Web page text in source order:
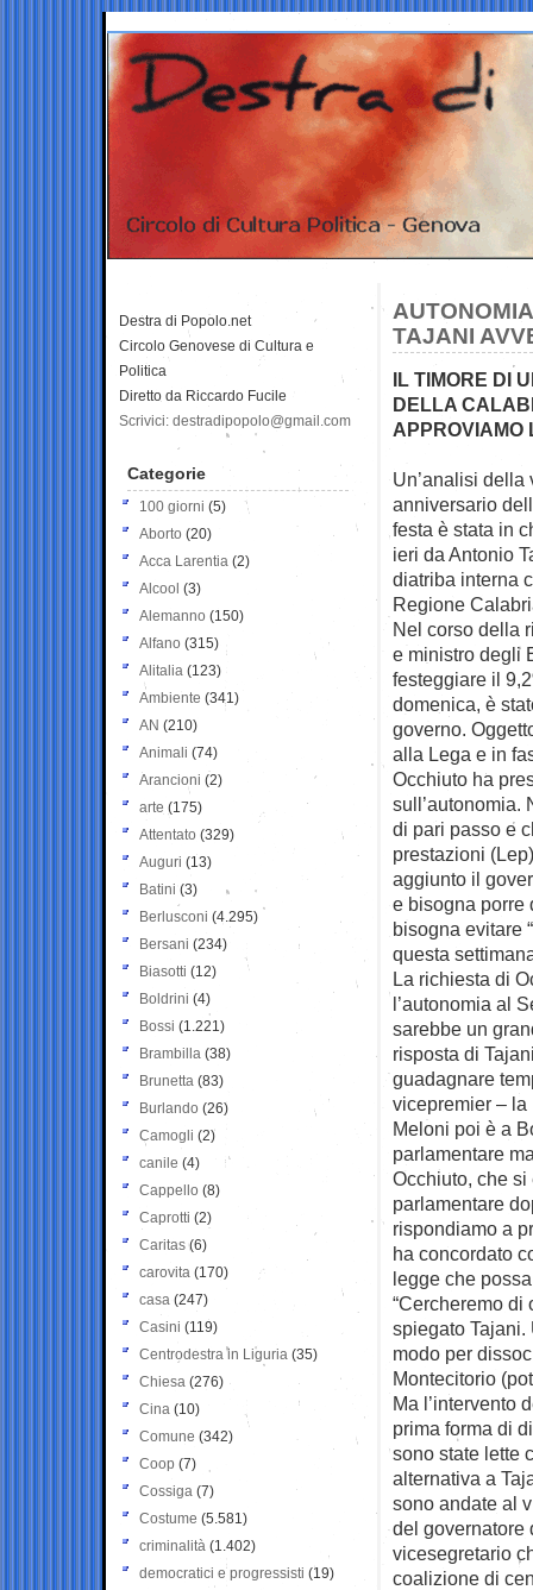
TAJANI
IL TIMORE DI
DELLA
APPROVIAMO
Un’analisi della
anniversario
festa è stata in
ieri da Antonio
diatriba interna
Regione
Nel corso della
e ministro degli
festeggiare il
domenica, è
governo.
alla Lega e in
Occhiuto ha
sull’autonomia.
di pari passo e
prestazioni
aggiunto il
e bisogna porre
bisogna evitare
questa
La richiesta di
l’autonomia al
sarebbe un
risposta di
guadagnare
vicepremier –
Meloni poi è a
parlamentare
Occhiuto, che
parlamentare
rispondiamo a
ha concordato
legge che
“Cercheremo di
spiegato Tajani.
modo per
Montecitorio
Ma l’intervento
prima forma di
sono state lette
alternativa a
sono andate al
del governatore
vicesegretario
coalizione di
Destra di Popolo.net
Circolo Genovese di Cultura e
Politica
Diretto da Riccardo Fucile
Scrivici: destradipopolo@gmail.com
Categorie
100 giorni (5)
Aborto (20)
Acca Larentia (2)
Alcool (3)
Alemanno (150)
Alfano (315)
Alitalia (123)
Ambiente (341)
AN (210)
Animali (74)
Arancioni (2)
arte (175)
Attentato (329)
Auguri (13)
Batini (3)
Berlusconi (4.295)
Bersani (234)
Biasotti (12)
Boldrini (4)
Bossi (1.221)
Brambilla (38)
Brunetta (83)
Burlando (26)
Camogli (2)
canile (4)
Cappello (8)
Caprotti (2)
Caritas (6)
carovita (170)
casa (247)
Casini (119)
Centrodestra in Liguria (35)
Chiesa (276)
Cina (10)
Comune (342)
Coop (7)
Cossiga (7)
Costume (5.581)
criminalità (1.402)
democratici e progressisti (19)